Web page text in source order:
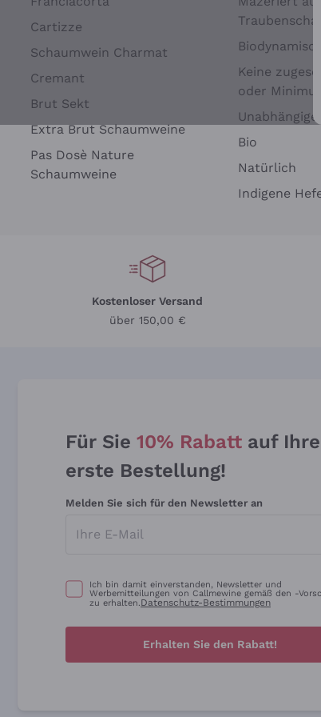
Cartizze
Schaumwein Charmat
Cremant
Brut Sekt
Extra Brut Schaumweine
Pas Dosè Nature
Schaumweine
Biodynamisch
Keine
oder Minimum
Bio
Natürlich
Indigene
Kostenloser Versand
über 150,00 €
Für Sie 10% Rabatt auf Ihre
erste Bestellung!
Melden Sie sich für den Newsletter an
Ich bin damit einverstanden, Newsletter und
Werbemitteilungen von Callmewine gemäß den -
zu erhalten.Datenschutz-Bestimmungen
Erhalten Sie den Rabatt!